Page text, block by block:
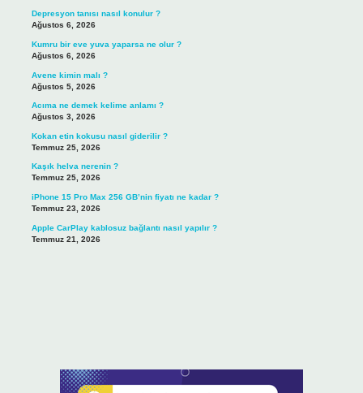
Depresyon tanısı nasıl konulur ?
Ağustos 6, 2026
Kumru bir eve yuva yaparsa ne olur ?
Ağustos 6, 2026
Avene kimin malı ?
Ağustos 5, 2026
Acıma ne demek kelime anlamı ?
Ağustos 3, 2026
Kokan etin kokusu nasıl giderilir ?
Temmuz 25, 2026
Kaşık helva nerenin ?
Temmuz 25, 2026
iPhone 15 Pro Max 256 GB’nin fiyatı ne kadar ?
Temmuz 23, 2026
Apple CarPlay kablosuz bağlantı nasıl yapılır ?
Temmuz 21, 2026